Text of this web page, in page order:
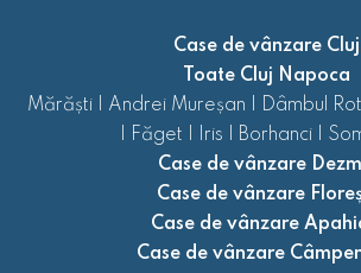
Case de vânzare Cluj
Toate Cluj Napoca
Mărăști
Andrei Mureșan Dâmbul
Făget Iris Borhanci
Case de vânzare
Case de vânzare
Case de vânzare
Case de vânzare